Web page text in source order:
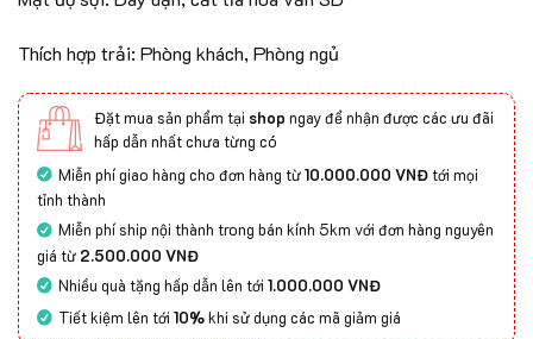
Thích hợp trải: Phòng khách, Phòng ngủ
Đặt mua sản phẩm tại shop ngay để nhận được các ưu đãi
hấp dẫn nhất chưa từng có
Miễn phí giao hàng cho đơn hàng từ10.000.000 VNĐtới mọi
tỉnh thành
Miễn phí ship nội thành trong bán kính 5km với đơn hàng nguyên
giá từ 2.500.000 VNĐ
Nhiều quà tặng hấp dẫn lên tới1.000.000 VNĐ
Tiết kiệm lên tới10%khi sử dụng các mã giảm giá